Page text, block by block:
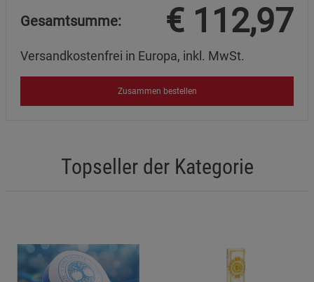
Gesamtsumme: € 112,97
Versandkostenfrei in Europa, inkl. MwSt.
Zusammen bestellen
Topseller der Kategorie